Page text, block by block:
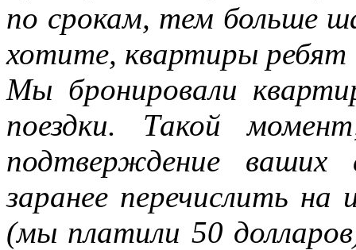
по срокам, тем больше
хотите, квартиры ребят
Мы бронировали
поездки. Такой
подтверждение ваших
заранее перечислить на
(мы платили 50